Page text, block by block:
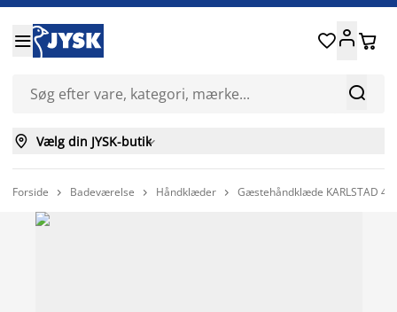


 
 Vælg din JYSK-butik
Forside  Badeværelse  Håndklæder  Gæstehåndklæde KARLSTAD